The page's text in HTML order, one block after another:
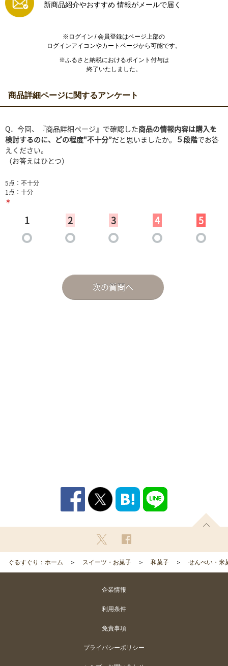
新商品紹介やおすすめ 情報がメールで届く
※ログイン / 会員登録はページ上部の
ログインアイコンやカートページから可能です。
※ふるさと納税におけるポイント付与は
終了いたしました。
商品詳細ページに関するアンケート
ぐるすぐり：ホーム スイーツ・お菓子 和菓子 せんべい・米
企業情報
利用条件
免責事項
プライバシーポリシー